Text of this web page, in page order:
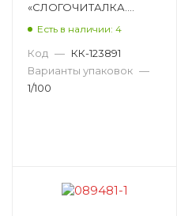
«СЛОГОЧИТАЛКА.
РУДОВА С. С., 12 СТ, М
6673
Есть в наличии: 4
Код — КК-123891
Варианты упаковок —
1/100